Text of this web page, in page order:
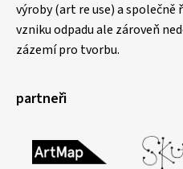
výroby (art re use) a společně
vzniku odpadu ale zároveň
zázemí pro tvorbu.
partneři